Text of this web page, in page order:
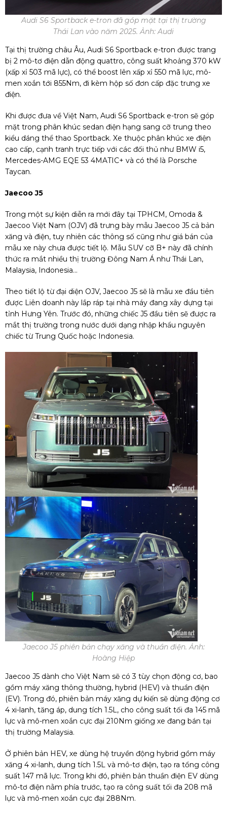
Audi S6 Sportback e-tron đã góp mặt tại thị trường
Thái Lan vào năm 2025. Ảnh: Audi
Tại thị trường châu Âu, Audi S6 Sportback e-tron được trang
bị 2 mô-tơ điện dẫn động quattro, công suất khoảng 370 kW
(xấp xỉ 503 mã lực), có thể boost lên xấp xỉ 550 mã lực, mô-
men xoắn tới 855Nm, đi kèm hộp số đơn cấp đặc trưng xe
điện.
Khi được đưa về Việt Nam, Audi S6 Sportback e-tron sẽ góp
mặt trong phân khúc sedan điện hạng sang cỡ trung theo
kiểu dáng thể thao Sportback. Xe thuộc phân khúc xe điện
cao cấp, cạnh tranh trực tiếp với các đối thủ như BMW i5,
Mercedes-AMG EQE 53 4MATIC+ và có thể là Porsche
Taycan.
Jaecoo J5
Trong một sự kiện diễn ra mới đây tại TPHCM, Omoda &
Jaecoo Việt Nam (OJV) đã trưng bày mẫu Jaecoo J5 cả bản
xăng và điện, tuy nhiên các thông số cũng như giá bán của
mẫu xe này chưa được tiết lộ. Mẫu SUV cỡ B+ này đã chính
thức ra mắt nhiều thị trường Đông Nam Á như Thái Lan,
Malaysia, Indonesia...
Theo tiết lộ từ đại diện OJV, Jaecoo J5 sẽ là mẫu xe đầu tiên
được Liên doanh này lắp ráp tại nhà máy đang xây dựng tại
tỉnh Hưng Yên. Trước đó, những chiếc J5 đầu tiên sẽ được ra
mắt thị trường trong nước dưới dạng nhập khẩu nguyên
chiếc từ Trung Quốc hoặc Indonesia.
Jaecoo J5 phiên bản chạy xăng và thuần điện. Ảnh:
Hoàng Hiệp
Jaecoo J5 dành cho Việt Nam sẽ có 3 tùy chọn động cơ, bao
gồm máy xăng thông thường, hybrid (HEV) và thuần điện
(EV). Trong đó, phiên bản máy xăng dự kiến sẽ dùng động cơ
4 xi-lanh, tăng áp, dung tích 1.5L, cho công suất tối đa 145 mã
lực và mô-men xoắn cực đại 210Nm giống xe đang bán tại
thị trường Malaysia.
Ở phiên bản HEV, xe dùng hệ truyền động hybrid gồm máy
xăng 4 xi-lanh, dung tích 1.5L và mô-tơ điện, tạo ra tổng công
suất 147 mã lực. Trong khi đó, phiên bản thuần điện EV dùng
mô-tơ điện nằm phía trước, tạo ra công suất tối đa 208 mã
lực và mô-men xoắn cực đại 288Nm.